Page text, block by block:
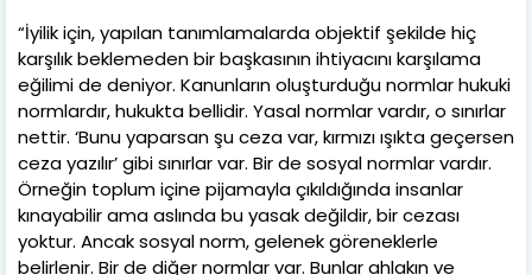
“İyilik için, yapılan tanımlamalarda objektif şekilde hiç
karşılık beklemeden bir başkasının ihtiyacını karşılama
eğilimi de deniyor. Kanunların oluşturduğu normlar hukuki
normlardır, hukukta bellidir. Yasal normlar vardır, o sınırlar
nettir. ‘Bunu yaparsan şu ceza var, kırmızı ışıkta geçersen
ceza yazılır’ gibi sınırlar var. Bir de sosyal normlar vardır.
Örneğin toplum içine pijamayla çıkıldığında insanlar
kınayabilir ama aslında bu yasak değildir, bir cezası
yoktur. Ancak sosyal norm, gelenek göreneklerle
belirlenir. Bir de diğer normlar var. Bunlar ahlakın ve